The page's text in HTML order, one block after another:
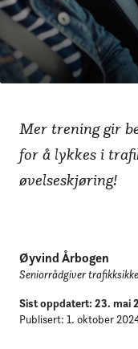
Slik
med
Mer trening gir
for å lykkes i
øvelseskjøring!
Øyvind Årbogen
Seniorrådgiver
Sist oppdatert: 23. mai
Publisert: 1. oktober